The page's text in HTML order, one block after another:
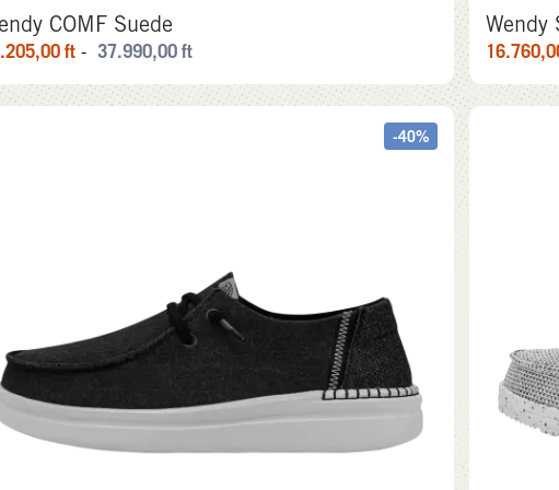
COMF Suede
ft - 37.990,00ft
Wendy
-40%